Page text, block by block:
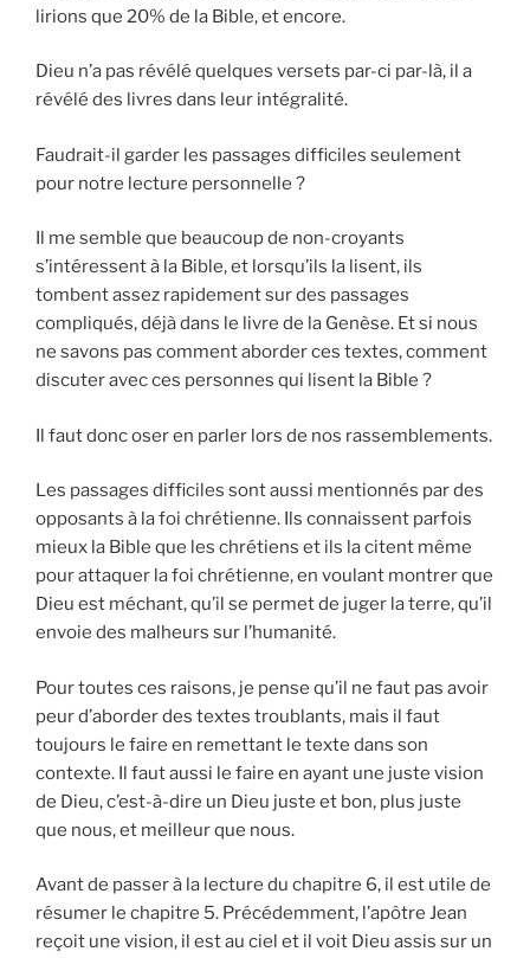
lirions que 20% de la Bible, et encore.
Dieu n’a pas révélé quelques versets par-ci par-là, il a
révélé des livres dans leur intégralité.
Faudrait-il garder les passages difficiles seulement
pour notre lecture personnelle ?
Il me semble que beaucoup de non-croyants
s’intéressent à la Bible, et lorsqu’ils la lisent, ils
tombent assez rapidement sur des passages
compliqués, déjà dans le livre de la Genèse. Et si nous
ne savons pas comment aborder ces textes, comment
discuter avec ces personnes qui lisent la Bible ?
Il faut donc oser en parler lors de nos rassemblements.
Les passages difficiles sont aussi mentionnés par des
opposants à la foi chrétienne. Ils connaissent parfois
mieux la Bible que les chrétiens et ils la citent même
pour attaquer la foi chrétienne, en voulant montrer que
Dieu est méchant, qu’il se permet de juger la terre, qu’il
envoie des malheurs sur l’humanité.
Pour toutes ces raisons, je pense qu’il ne faut pas avoir
peur d’aborder des textes troublants, mais il faut
toujours le faire en remettant le texte dans son
contexte. Il faut aussi le faire en ayant une juste vision
de Dieu, c’est-à-dire un Dieu juste et bon, plus juste
que nous, et meilleur que nous.
Avant de passer à la lecture du chapitre 6, il est utile de
résumer le chapitre 5. Précédemment, l’apôtre Jean
reçoit une vision, il est au ciel et il voit Dieu assis sur un